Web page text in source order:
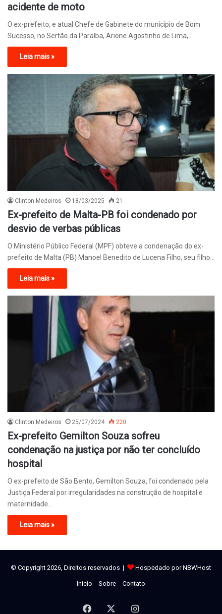
acidente de moto
O ex-prefeito, e atual Chefe de Gabinete do município de Bom
Sucesso, no Sertão da Paraíba, Arione Agostinho de Lima,…
Leia mais »
Clinton Medeiros 18/03/2025 21
Ex-prefeito de Malta-PB foi condenado por
desvio de verbas públicas
O Ministério Público Federal (MPF) obteve a condenação do ex-
prefeito de Malta (PB) Manoel Benedito de Lucena Filho, seu filho…
Leia mais »
Clinton Medeiros 25/07/2024 220
Ex-prefeito Gemilton Souza sofreu
condenação na justiça por não ter concluído
hospital
O ex-prefeito de São Bento, Gemilton Souza, foi condenado pela
Justiça Federal por irregularidades na construção de hospital e
maternidade…
Leia mais »
© Copyright 2026, Direitos reservados | Hospedado por NBWHost
Início Sobre Contato
Facebook Instagram